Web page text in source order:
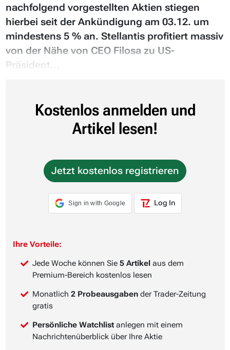
nachfolgend vorgestellten Aktien stiegen
hierbei seit der Ankündigung am 03.12. um
mindestens 5 % an. Stellantis profitiert massiv
von der Nähe von CEO Filosa zu US-
Präsident...
Kostenlos anmelden und
Artikel lesen!
Jetzt kostenlos registrieren
Sign in with Google Log In
Ihre Vorteile:
Jede Woche können Sie 5 Artikel aus dem
Premium-Bereich kostenlos lesen
Monatlich 2 Probeausgaben der Trader-Zeitung
gratis
Persönliche Watchlist anlegen mit einem
Nachrichtenüberblick über Ihre Aktie